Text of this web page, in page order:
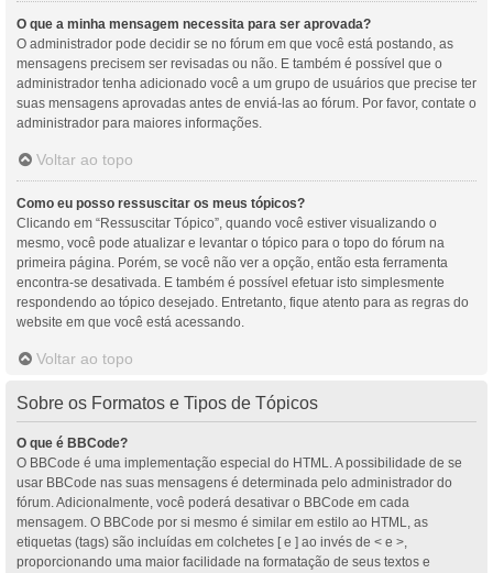
O que a minha mensagem necessita para ser aprovada?
O administrador pode decidir se no fórum em que você está postando, as
mensagens precisem ser revisadas ou não. E também é possível que o
administrador tenha adicionado você a um grupo de usuários que precise ter
suas mensagens aprovadas antes de enviá-las ao fórum. Por favor, contate o
administrador para maiores informações.
Voltar ao topo
Como eu posso ressuscitar os meus tópicos?
Clicando em “Ressuscitar Tópico”, quando você estiver visualizando o
mesmo, você pode atualizar e levantar o tópico para o topo do fórum na
primeira página. Porém, se você não ver a opção, então esta ferramenta
encontra-se desativada. E também é possível efetuar isto simplesmente
respondendo ao tópico desejado. Entretanto, fique atento para as regras do
website em que você está acessando.
Voltar ao topo
Sobre os Formatos e Tipos de Tópicos
O que é BBCode?
O BBCode é uma implementação especial do HTML. A possibilidade de se
usar BBCode nas suas mensagens é determinada pelo administrador do
fórum. Adicionalmente, você poderá desativar o BBCode em cada
mensagem. O BBCode por si mesmo é similar em estilo ao HTML, as
etiquetas (tags) são incluídas em colchetes [ e ] ao invés de < e >,
proporcionando uma maior facilidade na formatação de seus textos e